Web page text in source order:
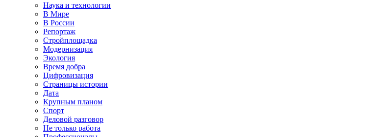
Наука и технологии
В Мире
В России
Репортаж
Стройплощадка
Модернизация
Экология
Время добра
Цифровизация
Страницы истории
Дата
Крупным планом
Спорт
Деловой разговор
Не только работа